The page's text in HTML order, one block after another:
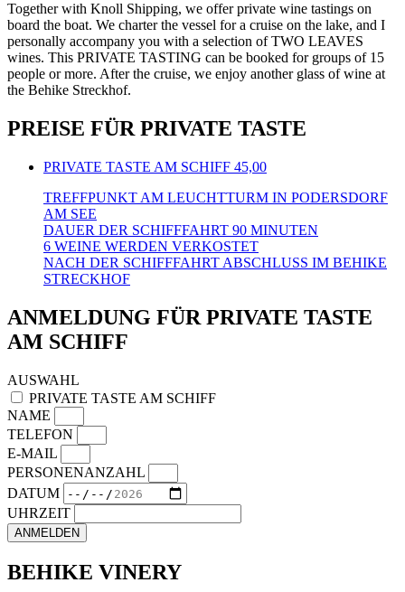
Together with Knoll Shipping, we offer private wine tastings on
board the boat. We charter the vessel for a cruise on the lake, and I
personally accompany you with a selection of TWO LEAVES
wines. This PRIVATE TASTING can be booked for groups of 15
people or more. After the cruise, we enjoy another glass of wine at
the Behike Streckhof.
PREISE FÜR PRIVATE TASTE
PRIVATE TASTE AM SCHIFF 45,00
TREFFPUNKT AM LEUCHTTURM IN PODERSDORF
AM SEE
DAUER DER SCHIFFFAHRT 90 MINUTEN
6 WEINE WERDEN VERKOSTET
NACH DER SCHIFFFAHRT ABSCHLUSS IM BEHIKE
STRECKHOF
ANMELDUNG FÜR PRIVATE TASTE
AM SCHIFF
AUSWAHL
PRIVATE TASTE AM SCHIFF
NAME
TELEFON
E-MAIL
PERSONENANZAHL
DATUM
UHRZEIT
ANMELDEN
BEHIKE VINERY